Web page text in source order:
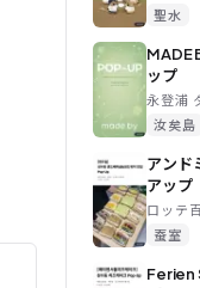
聖水
MADE
ップ
永登浦
汝矣島
アンド
アップ
蚕室
Ferien